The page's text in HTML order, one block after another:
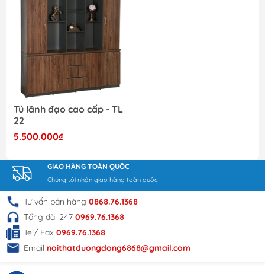
Tủ lãnh đạo cao cấp - TL
22
5.500.000₫
GIAO HÀNG TOÀN QUỐC
Chúng tôi nhận giao hàng toàn quốc
Tư vấn bán hàng 0868.76.1368
Tổng đài 247 0969.76.1368
Tel/ Fax 0969.76.1368
Email noithatduongdong6868@gmail.com